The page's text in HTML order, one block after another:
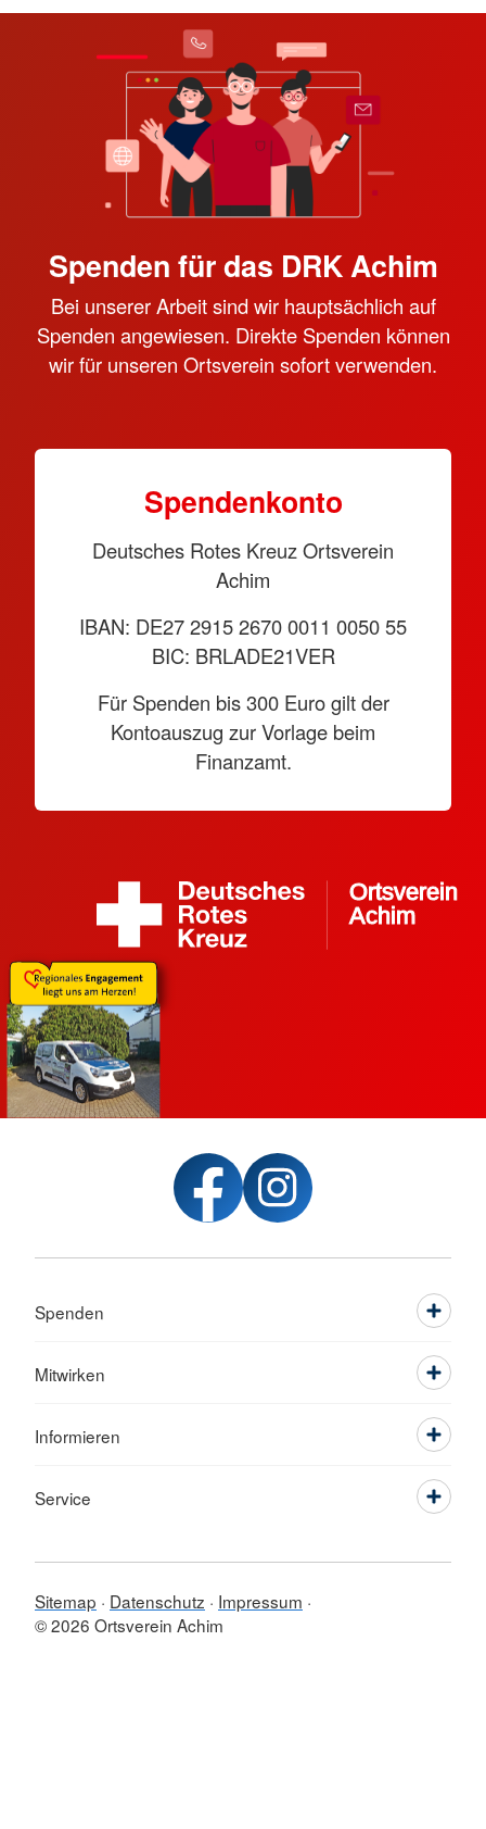
Spenden für das DRK Achim
Bei unserer Arbeit sind wir hauptsächlich auf
Spenden angewiesen. Direkte Spenden können
wir für unseren Ortsverein sofort verwenden.
Spendenkonto
Deutsches Rotes Kreuz Ortsverein
Achim
IBAN: DE27 2915 2670 0011 0050 55
BIC: BRLADE21VER
Für Spenden bis 300 Euro gilt der
Kontoauszug zur Vorlage beim
Finanzamt.
Spenden
Mitwirken
Informieren
Service
Sitemap Datenschutz
Impressum
© 2026 Ortsverein Achim